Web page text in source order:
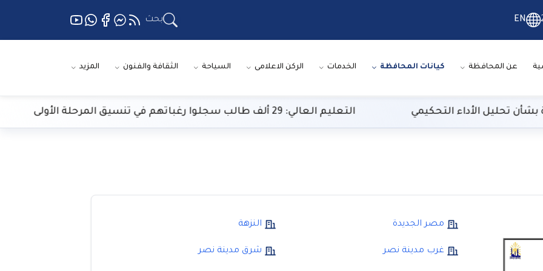
EN بحث
عن المحافظة كيانات المحافظة الخدمات الركن الاعلامى السياحة الثقافة والفنون المزيد
تحليل الأداء التحكيمي التعليم العالي: 29 ألف طالب سجلوا رغباتهم في تنسيق المرحلة الأولى
مصر الجديدة النزهة
غرب مدينة نصر شرق مدينة نصر